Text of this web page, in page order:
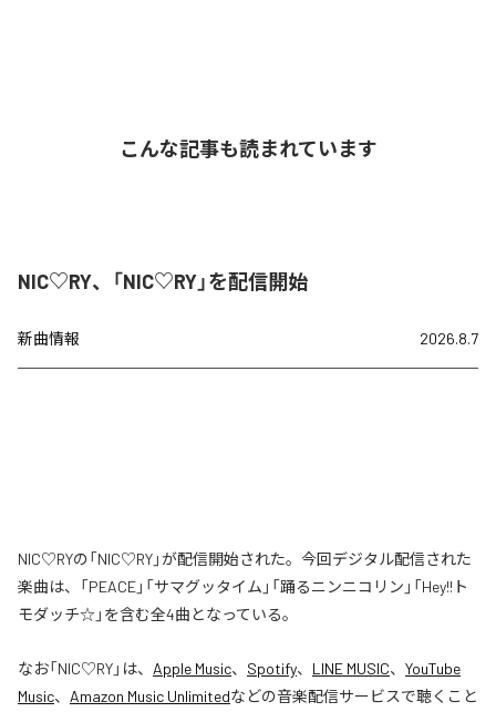
こんな記事も読まれています
NIC♡RY、「NIC♡RY」を配信開始
新曲情報 2026.8.7
NIC♡RYの「NIC♡RY」が配信開始された。今回デジタル配信された
楽曲は、「PEACE」「サマグッタイム」「踊るニンニコリン」「Hey!!ト
モダッチ☆」を含む全4曲となっている。
なお「NIC♡RY」は、 Apple Music、 Spotify、 LINE MUSIC、 YouTube
Music、 Amazon Music Unlimitedなどの音楽配信サービスで聴くこと